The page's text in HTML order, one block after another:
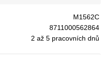
M1562C
8711000562864
2 až 5 pracovních dnů